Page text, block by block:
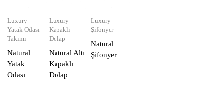
Luxury
Yatak Odası
Takımı
Natural
Yatak
Odası
Luxury
Kapaklı
Dolap
Natural Altı
Kapaklı
Dolap
Luxury
Şifonyer
Natural
Şifonyer